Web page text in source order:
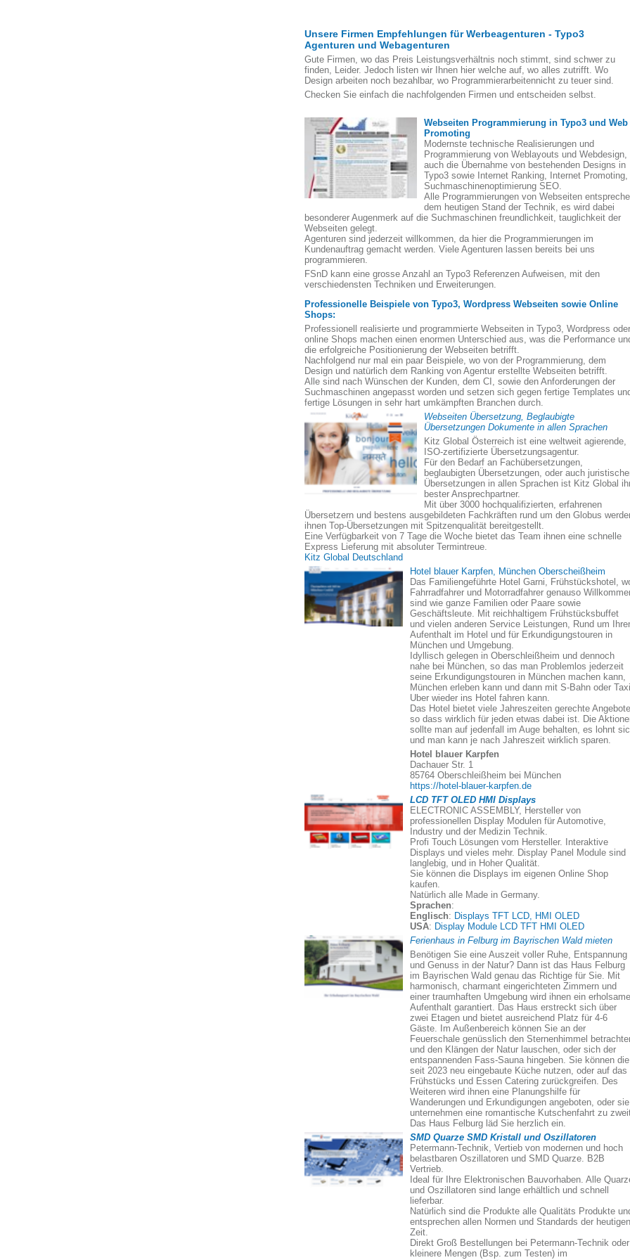
Unsere Firmen Empfehlungen für Werbeagenturen - Typo3
Agenturen und Webagenturen
Gute Firmen, wo das Preis Leistungsverhältnis noch stimmt, sind schwer zu
finden, Leider. Jedoch listen wir Ihnen hier welche auf, wo alles zutrifft. Wo
Design arbeiten noch bezahlbar, wo Programmierarbeitennicht zu teuer sind.
Checken Sie einfach die nachfolgenden Firmen und entscheiden selbst.
Webseiten Programmierung in Typo3 und Web
Promoting
Modernste technische Realisierungen und
Programmierung von Weblayouts und Webdesign,
auch die Übernahme von bestehenden Designs in
Typo3 sowie Internet Ranking, Internet Promoting,
Suchmaschinenoptimierung SEO.
Alle Programmierungen von Webseiten
dem heutigen Stand der Technik, es wird dabei
besonderer Augenmerk auf die Suchmaschinen freundlichkeit, tauglichkeit der
Webseiten gelegt.
Agenturen sind jederzeit willkommen, da hier die Programmierungen im
Kundenauftrag gemacht werden. Viele Agenturen lassen bereits bei uns
programmieren.
FSnD kann eine grosse Anzahl an Typo3 Referenzen Aufweisen, mit den
verschiedensten Techniken und Erweiterungen.
Professionelle Beispiele von Typo3, Wordpress Webseiten sowie Online
Shops:
Professionell realisierte und programmierte Webseiten in Typo3, Wordpress oder
online Shops machen einen enormen Unterschied aus, was die Performance
die erfolgreiche Positionierung der Webseiten betrifft.
Nachfolgend nur mal ein paar Beispiele, wo von der Programmierung, dem
Design und natürlich dem Ranking von Agentur erstellte Webseiten betrifft.
Alle sind nach Wünschen der Kunden, dem CI, sowie den Anforderungen der
Suchmaschinen angepasst worden und setzen sich gegen fertige Templates
fertige Lösungen in sehr hart umkämpften Branchen durch.
Webseiten Übersetzung, Beglaubigte
Übersetzungen Dokumente in allen Sprachen
Kitz Global Österreich ist eine weltweit agierende,
ISO-zertifizierte Übersetzungsagentur.
Für den Bedarf an Fachübersetzungen,
beglaubigten Übersetzungen, oder auch
Übersetzungen in allen Sprachen ist Kitz Global
bester Ansprechpartner.
Mit über 3000 hochqualifizierten, erfahrenen
Übersetzern und bestens ausgebildeten Fachkräften rund um den Globus
ihnen Top-Übersetzungen mit Spitzenqualität bereitgestellt.
Eine Verfügbarkeit von 7 Tage die Woche bietet das Team ihnen eine schnelle
Express Lieferung mit absoluter Termintreue.
Kitz Global Deutschland
Hotel blauer Karpfen, München Oberscheißheim
Das Familiengeführte Hotel Garni, Frühstückshotel,
Fahrradfahrer und Motorradfahrer genauso
sind wie ganze Familien oder Paare sowie
Geschäftsleute. Mit reichhaltigem Frühstücksbuffet
und vielen anderen Service Leistungen, Rund um
Aufenthalt im Hotel und für Erkundigungstouren in
München und Umgebung.
Idyllisch gelegen in Oberschleißheim und dennoch
nahe bei München, so das man Problemlos jederzeit
seine Erkundigungstouren in München machen kann,
München erleben kann und dann mit S-Bahn oder
Uber wieder ins Hotel fahren kann.
Das Hotel bietet viele Jahreszeiten gerechte
so dass wirklich für jeden etwas dabei ist. Die
sollte man auf jedenfall im Auge behalten, es lohnt
und man kann je nach Jahreszeit wirklich sparen.
Hotel blauer Karpfen
Dachauer Str. 1
85764 Oberschleißheim bei München
https://hotel-blauer-karpfen.de
LCD TFT OLED HMI Displays
ELECTRONIC ASSEMBLY, Hersteller von
professionellen Display Modulen für Automotive,
Industry und der Medizin Technik.
Profi Touch Lösungen vom Hersteller. Interaktive
Displays und vieles mehr. Display Panel Module sind
langlebig, und in Hoher Qualität.
Sie können die Displays im eigenen Online Shop
kaufen.
Natürlich alle Made in Germany.
Sprachen:
Englisch: Displays TFT LCD, HMI OLED
USA: Display Module LCD TFT HMI OLED
Ferienhaus in Felburg im Bayrischen Wald mieten
Benötigen Sie eine Auszeit voller Ruhe, Entspannung
und Genuss in der Natur? Dann ist das Haus Felburg
im Bayrischen Wald genau das Richtige für Sie. Mit
harmonisch, charmant eingerichteten Zimmern und
einer traumhaften Umgebung wird ihnen ein
Aufenthalt garantiert. Das Haus erstreckt sich über
zwei Etagen und bietet ausreichend Platz für 4-6
Gäste. Im Außenbereich können Sie an der
Feuerschale genüsslich den Sternenhimmel
und den Klängen der Natur lauschen, oder sich der
entspannenden Fass-Sauna hingeben. Sie können die
seit 2023 neu eingebaute Küche nutzen, oder auf das
Frühstücks und Essen Catering zurückgreifen. Des
Weiteren wird ihnen eine Planungshilfe für
Wanderungen und Erkundigungen angeboten, oder sie
unternehmen eine romantische Kutschenfahrt zu
Das Haus Felburg läd Sie herzlich ein.
SMD Quarze SMD Kristall und Oszillatoren
Petermann-Technik, Vertieb von modernen und hoch
belastbaren Oszillatoren und SMD Quarze. B2B
Vertrieb.
Ideal für Ihre Elektronischen Bauvorhaben. Alle
und Oszillatoren sind lange erhältlich und schnell
lieferbar.
Natürlich sind die Produkte alle Qualitäts Produkte
entsprechen allen Normen und Standards der heutigen
Zeit.
Direkt Groß Bestellungen bei Petermann-Technik oder
kleinere Mengen (Bsp. zum Testen) im